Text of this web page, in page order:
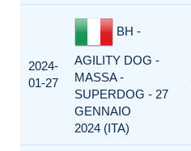
2024-
01-27
BH -
AGILITY DOG -
MASSA -
SUPERDOG - 27
GENNAIO
2024 (ITA)